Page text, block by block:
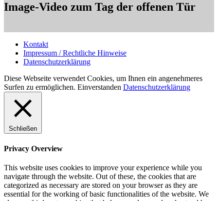
Image-Video zum Tag der offenen Tür
Kontakt
Impressum / Rechtliche Hinweise
Datenschutzerklärung
Diese Webseite verwendet Cookies, um Ihnen ein angenehmeres
Surfen zu ermöglichen. Einverstanden Datenschutzerklärung
Schließen
Privacy Overview
This website uses cookies to improve your experience while you
navigate through the website. Out of these, the cookies that are
categorized as necessary are stored on your browser as they are
essential for the working of basic functionalities of the website. We